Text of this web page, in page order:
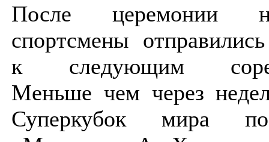
После церемонии
спортсмены
к следующим
Меньше чем через
Суперкубок мира